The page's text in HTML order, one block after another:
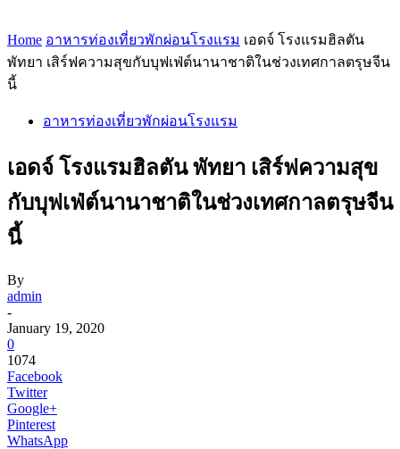
Home อาหารท่องเที่ยวพักผ่อนโรงแรม เอดจ์ โรงแรมฮิลตัน
พัทยา เสิร์ฟความสุขกับบุฟเฟ่ต์นานาชาติในช่วงเทศกาลตรุษจีน
นี้
อาหารท่องเที่ยวพักผ่อนโรงแรม
เอดจ์ โรงแรมฮิลตัน พัทยา เสิร์ฟความสุข
กับบุฟเฟ่ต์นานาชาติในช่วงเทศกาลตรุษจีน
นี้
By
admin
-
January 19, 2020
0
1074
Facebook
Twitter
Google+
Pinterest
WhatsApp